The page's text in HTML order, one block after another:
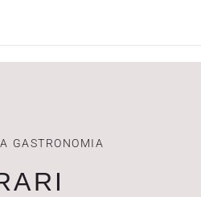
GASTRONOMIA